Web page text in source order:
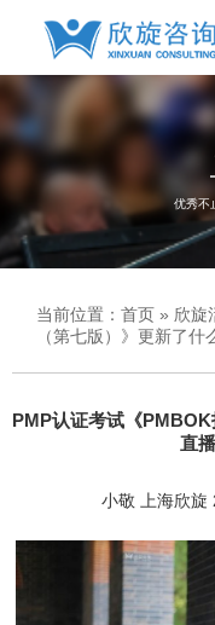
优秀不
当前位置： 首页 » 欣旋
（第七版）》更新了
PMP认证考试《
直
小敬 上海欣旋